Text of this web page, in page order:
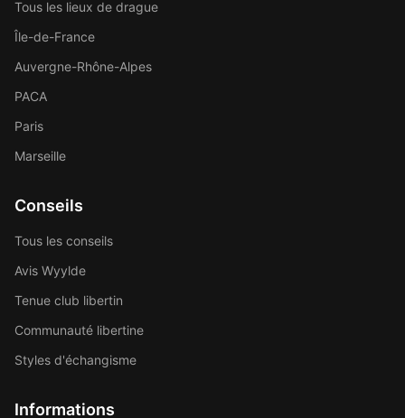
Tous les lieux de drague
Île-de-France
Auvergne-Rhône-Alpes
PACA
Paris
Marseille
Conseils
Tous les conseils
Avis Wyylde
Tenue club libertin
Communauté libertine
Styles d'échangisme
Informations